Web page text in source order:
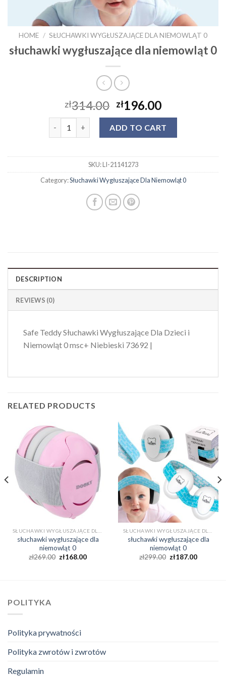
HOME / SŁUCHAWKI WYGŁUSZAJĄCE DLA NIEMOWLĄT 0
słuchawki wygłuszające dla niemowląt 0
zł314.00 zł196.00
ADD TO CART
SKU:LI-21141273
Category:Słuchawki Wygłuszające Dla Niemowląt 0
DESCRIPTION
REVIEWS (0)
Safe Teddy Słuchawki Wygłuszające Dla Dzieci i
Niemowląt 0 msc+ Niebieski 73692 |
RELATED PRODUCTS
słuchawki wygłuszające dla
niemowląt 0
zł269.00 zł168.00
słuchawki wygłuszające dla
niemowląt 0
zł299.00 zł187.00
POLITYKA
Polityka prywatności
Polityka zwrotów i zwrotów
Regulamin